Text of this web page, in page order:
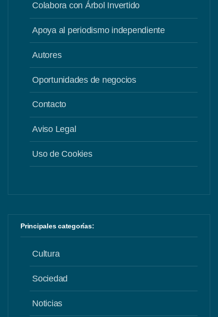
Colabora con Árbol Invertido
Apoya al periodismo independiente
Autores
Oportunidades de negocios
Contacto
Aviso Legal
Uso de Cookies
Principales categorías:
Cultura
Sociedad
Noticias